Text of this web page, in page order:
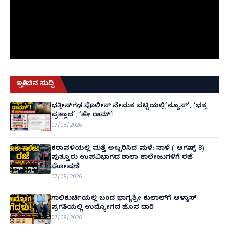
ಇತ್ತೀಚಿನ ಸುದ್ದಿ
ಛತ್ತೀಸ್‌ಗಢ ಪೊಲೀಸ್ ನೇಮಕ ಪಟ್ಟಿಯಲ್ಲಿ‘ನ್ಯೂಸ್’, ‘ಭಕ್ತ
ಪ್ರಹ್ಲಾದ’, ‘ಹೇ ರಾಮ್’!
07/08/2026
ಕರಾವಳಿಯಲ್ಲಿ ಮತ್ತೆ ಅಬ್ಬರಿಸಿದ ಮಳೆ: ನಾಳೆ ( ಆಗಷ್ಟ್ 8)
ಪುತ್ತೂರು ಉಪವಿಭಾಗದ ಶಾಲಾ-ಕಾಲೇಜುಗಳಿಗೆ ರಜೆ
ಘೋಷಣೆ!
07/08/2026
ಗಾಲಿಕುರ್ಚಿಯಲ್ಲಿ ಬಂದ ಭಾಗ್ಯಶ್ರೀ ಕುಲಾಲ್‌ಗೆ ಆಳ್ವಾಸ್
ಪ್ರಗತಿಯಲ್ಲಿ ಉದ್ಯೋಗದ ಹೊಸ ದಾರಿ
07/08/2026